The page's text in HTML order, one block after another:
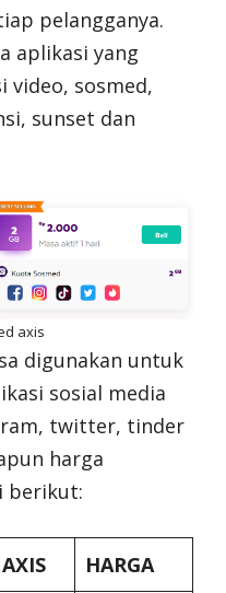
pelangganya.
aplikasi yang
video, sosmed,
sunset dan
axis
digunakan untuk
sosial media
twitter, tinder
harga
berikut:
HARGA